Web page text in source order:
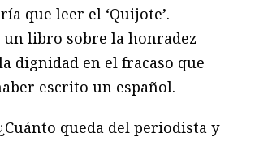
que leer el ‘Quijote’.
libro sobre la honradez
dignidad en el fracaso que
escrito un español.
queda del periodista y